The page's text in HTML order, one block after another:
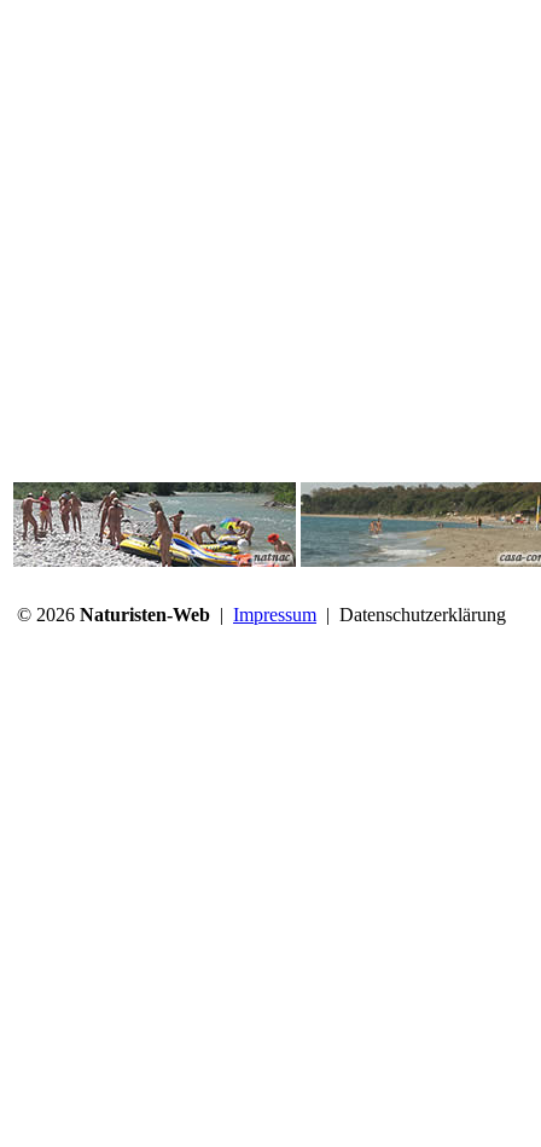
© 2026 Naturisten-Web | Impressum | Datenschutzerklärung